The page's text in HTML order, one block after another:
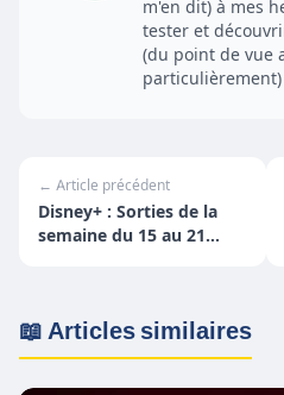
m'en dit) à mes
tester et
(du point de vue
particulièrement)
← Article précédent
Disney+ : Sorties de la
semaine du 15 au 21
📖 Articles similaires